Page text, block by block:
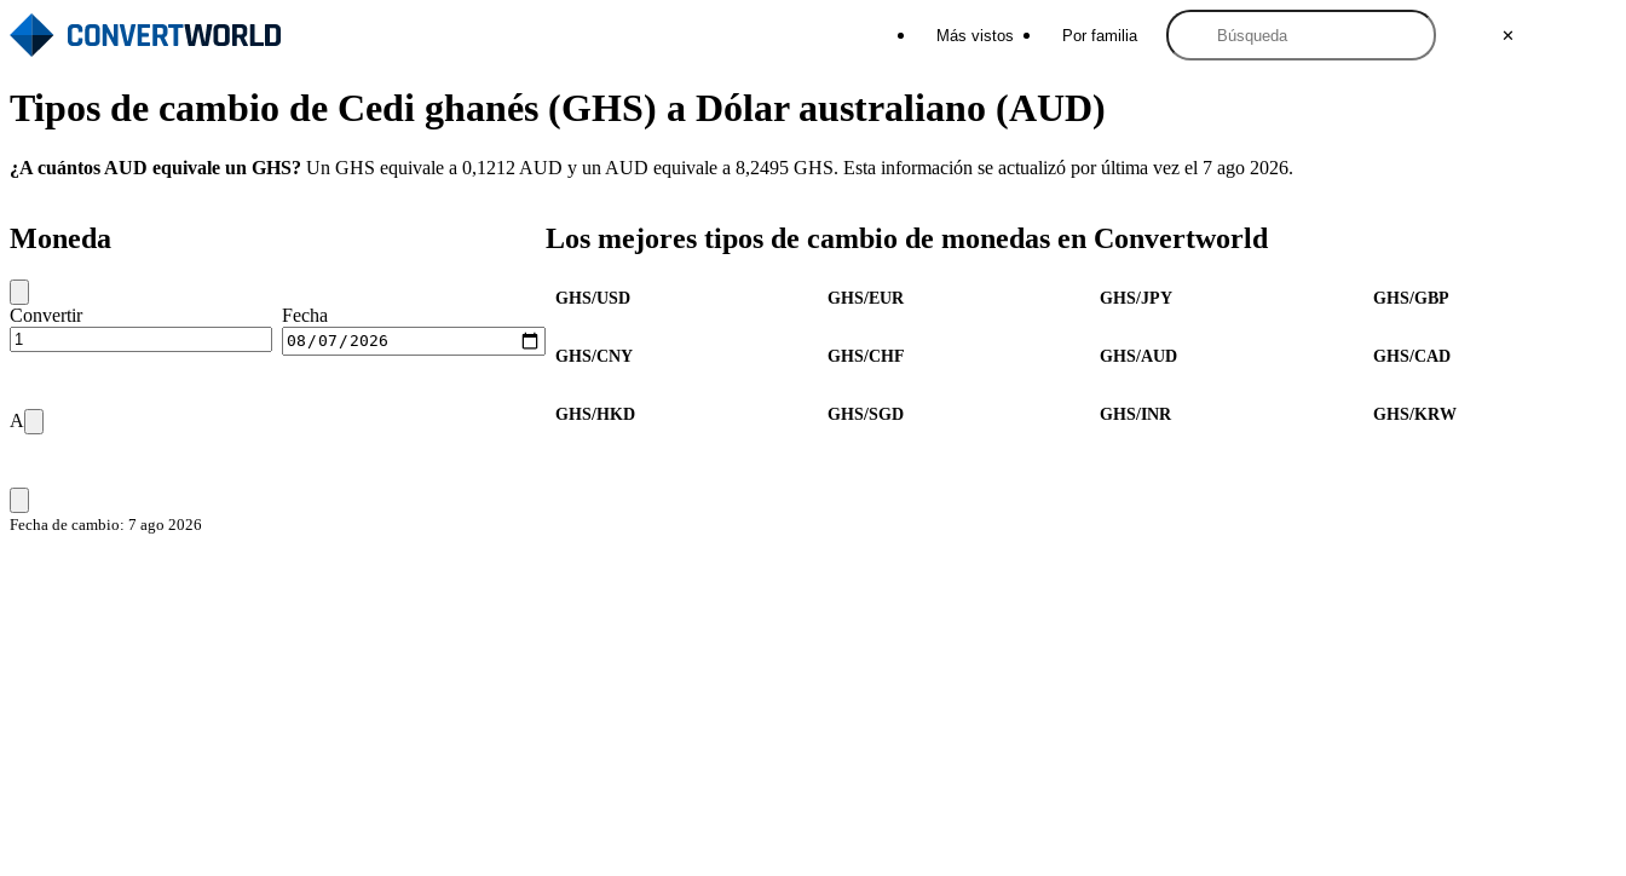
✕
Más vistos Por familia
Tipos de cambio de Cedi ghanés (GHS) a Dólar australiano (AUD)
¿A cuántos AUD equivale un GHS? Un GHS equivale a 0,1212 AUD y un AUD equivale a 8,2495 GHS. Esta información se actualizó por última vez el 7 ago 2026.
Moneda
Convertir Fecha
A
Fecha de cambio: 7 ago 2026
Los mejores tipos de cambio de monedas en Convertworld
GHS/USD GHS/EUR GHS/JPY GHS/GBP
GHS/CNY GHS/CHF GHS/AUD GHS/CAD
GHS/HKD GHS/SGD GHS/INR GHS/KRW